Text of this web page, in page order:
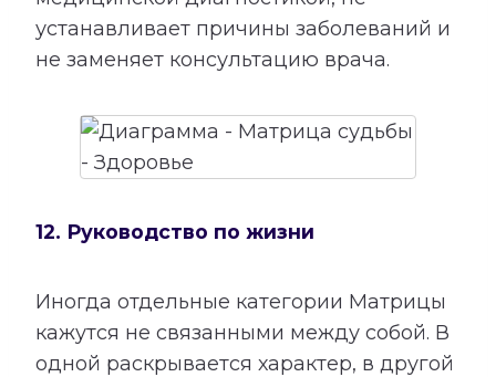
устанавливает причины заболеваний и
не заменяет консультацию врача.
12. Руководство по жизни
Иногда отдельные категории Матрицы
кажутся не связанными между собой. В
одной раскрывается характер, в другой